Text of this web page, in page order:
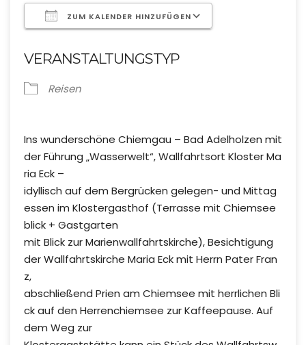
ZUM KALENDER HINZUFÜGEN
VERANSTALTUNGSTYP
Reisen
Ins wunderschöne Chiemgau – Bad Adelholzen mit
der Führung „Wasserwelt“, Wallfahrtsort Kloster Ma
ria Eck –
idyllisch auf dem Bergrücken gelegen- und Mittag
essen im Klostergasthof (Terrasse mit Chiemsee
blick + Gastgarten
mit Blick zur Marienwallfahrtskirche), Besichtigung
der Wallfahrtskirche Maria Eck mit Herrn Pater Fran
z,
abschließend Prien am Chiemsee mit herrlichen Bli
ck auf den Herrenchiemsee zur Kaffeepause. Auf
dem Weg zur